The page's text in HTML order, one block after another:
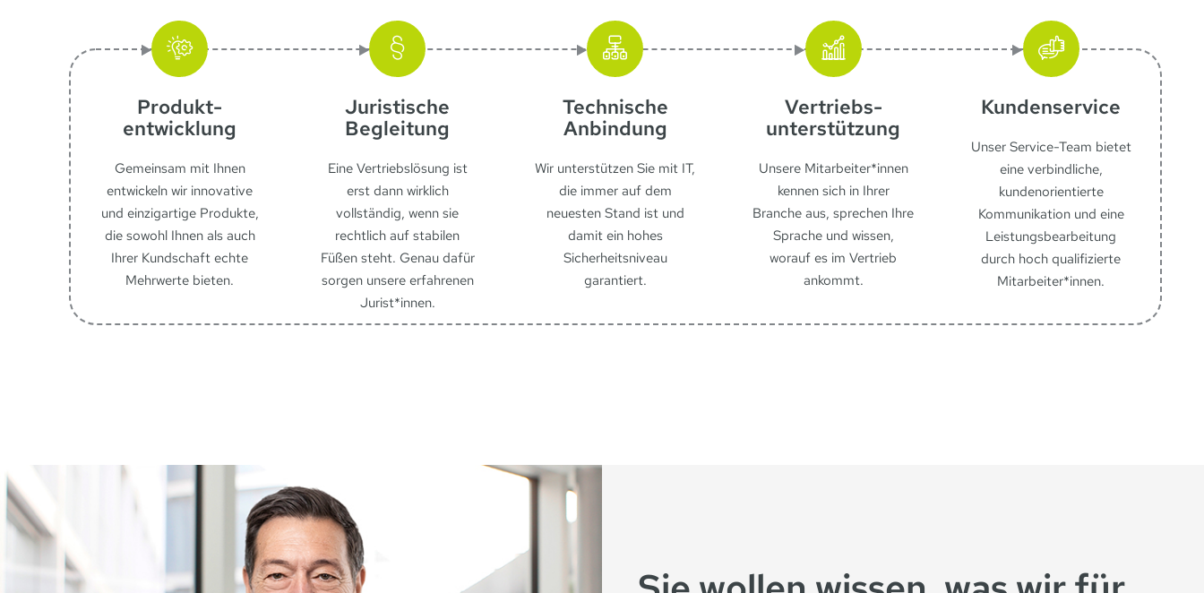
Produkt­
entwicklung
Gemeinsam mit Ihnen
entwickeln wir innovative
und einzigartige Produkte,
die sowohl Ihnen als auch
Ihrer Kundschaft echte
Mehrwerte bieten.
Juristische
Begleitung
Eine Vertriebslösung ist
erst dann wirklich
vollständig, wenn sie
rechtlich auf stabilen
Füßen steht. Genau dafür
sorgen unsere erfahrenen
Jurist*innen.
Technische
Anbindung
Wir unterstützen Sie mit IT,
die immer auf dem
neuesten Stand ist und
damit ein hohes
Sicherheitsniveau
garantiert.
Vertriebs­
unterstützung
Unsere Mitarbeiter*innen
kennen sich in Ihrer
Branche aus, sprechen Ihre
Sprache und wissen,
worauf es im Vertrieb
ankommt.
Kunden­service
Unser Service-Team bietet
eine verbindliche,
kundenorientierte
Kommunikation und eine
Leistungsbearbeitung
durch hoch qualifizierte
Mitarbeiter*innen.